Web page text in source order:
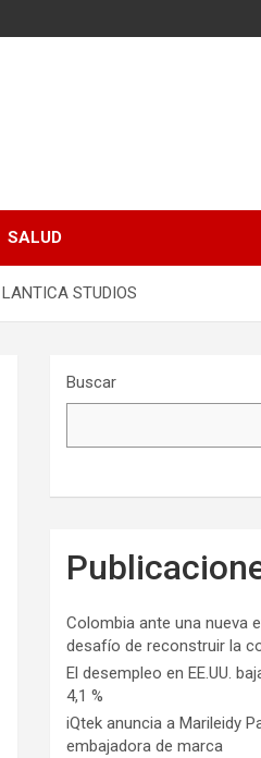
SALUD
STUDIOS
Buscar
Colombia ante una nueva
desafío de reconstruir la
El desempleo en EE.UU.
4,1 %
iQtek anuncia a Marileidy
embajadora de marca